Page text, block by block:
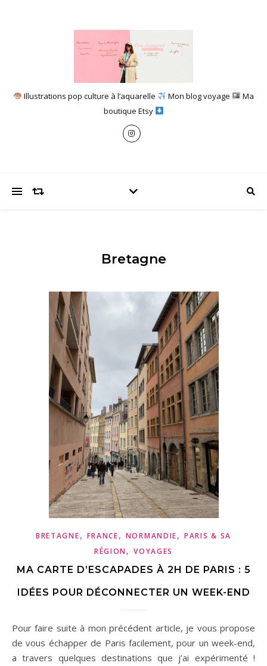
Illustrations pop culture à l’aquarelle Mon blog voyage
Ma
boutique Etsy
Bretagne
BRETAGNE, FRANCE, NORMANDIE,PARIS & SA
RÉGION ,VOYAGES
MA CARTE D’ESCAPADES À 2H DE PARIS : 5
IDÉES POUR DÉCONNECTER UN WEEK-END
Pour faire suite à mon précédent article, je vous propose
de vous échapper de Paris facilement, pour un week-end,
a travers quelques destinations que j’ai expérimenté !